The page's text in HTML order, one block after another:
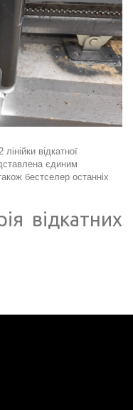
відкатної
єдиним
бестселер останніх
відкатних